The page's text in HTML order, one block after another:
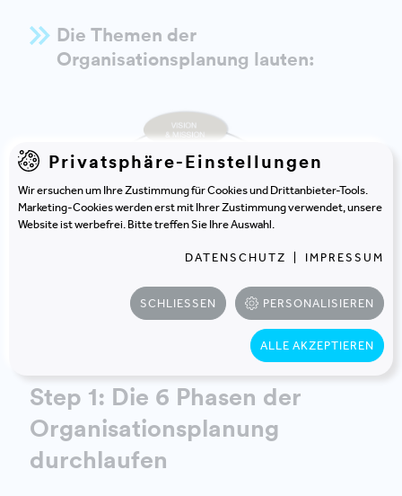
Die Themen der
Organisationsplanung lauten:
DIE 6 THEMEN DER ORGANISATIONSPLANUNG. © M.O.O.CON
Step 1: Die 6 Phasen der
Organisationsplanung
durchlaufen
Privatsphäre-Einstellungen
Wir ersuchen um Ihre Zustimmung für Cookies und Drittanbieter-Tools.
Marketing-Cookies werden erst mit Ihrer Zustimmung verwendet, unsere
Website ist werbefrei. Bitte treffen Sie Ihre Auswahl.
DATENSCHUTZ IMPRESSUM
SCHLIESSEN PERSONALISIEREN
ALLE AKZEPTIEREN